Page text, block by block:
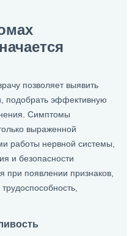
позволяет выявить
подобрать эффективную
Симптомы
выраженной
работы нервной системы,
и безопасности
при появлении признаков,